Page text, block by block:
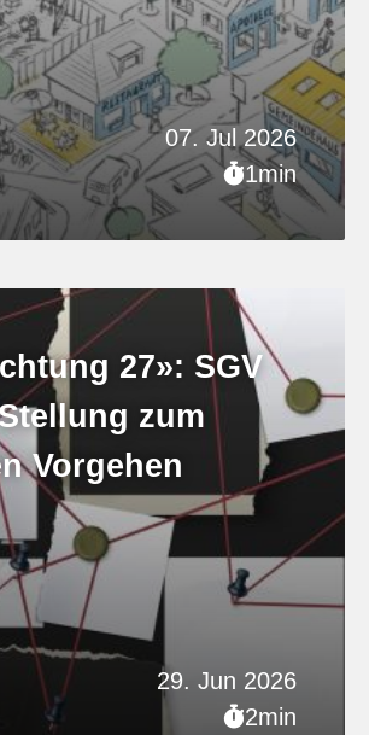
07. Jul 2026
1min
29. Jun 2026
2min
27»: SGV
zum
Vorgehen